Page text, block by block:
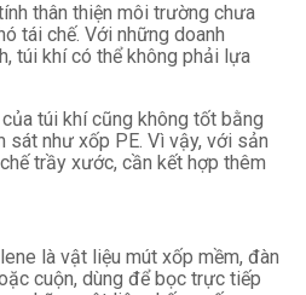
thân thiện môi trường chưa
tái chế. Với những doanh
túi khí có thể không phải lựa
túi khí cũng không tốt bằng
như xốp PE. Vì vậy, với sản
trầy xước, cần kết hợp thêm
là vật liệu mút xốp mềm, đàn
cuộn, dùng để bọc trực tiếp